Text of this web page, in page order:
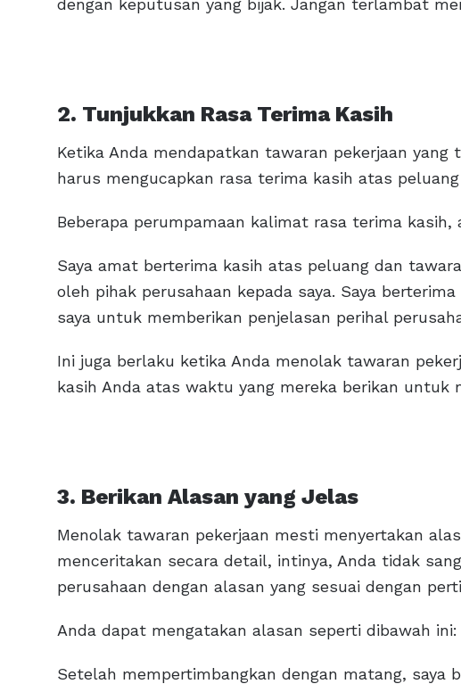
dengan keputusan yang bijak. Jangan terlambat
2. Tunjukkan Rasa Terima Kasih
Ketika Anda mendapatkan tawaran pekerjaan yang
harus mengucapkan rasa terima kasih atas
Beberapa perumpamaan kalimat rasa terima kasih,
Saya amat berterima kasih atas peluang dan
oleh pihak perusahaan kepada saya. Saya
saya untuk memberikan penjelasan perihal
Ini juga berlaku ketika Anda menolak tawaran
kasih Anda atas waktu yang mereka berikan untuk
3. Berikan Alasan yang Jelas
Menolak tawaran pekerjaan mesti menyertakan
menceritakan secara detail, intinya, Anda tidak
perusahaan dengan alasan yang sesuai dengan
Anda dapat mengatakan alasan seperti dibawah ini:
Setelah mempertimbangkan dengan matang, saya